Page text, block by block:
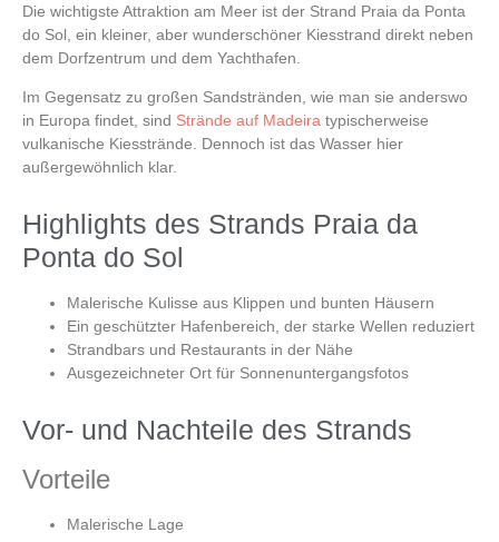
Die wichtigste Attraktion am Meer ist der Strand Praia da Ponta
do Sol , ein kleiner, aber wunderschöner Kiesstrand direkt neben
dem Dorfzentrum und dem Yachthafen.
Im Gegensatz zu großen Sandstränden, wie man sie anderswo
in Europa findet, sind Strände auf Madeira typischerweise
vulkanische Kiesstrände. Dennoch ist das Wasser hier
außergewöhnlich klar.
Highlights des Strands Praia da
Ponta do Sol
Malerische Kulisse aus Klippen und bunten Häusern
Ein geschützter Hafenbereich, der starke Wellen reduziert
Strandbars und Restaurants in der Nähe
Ausgezeichneter Ort für Sonnenuntergangsfotos
Vor- und Nachteile des Strands
Vorteile
Malerische Lage